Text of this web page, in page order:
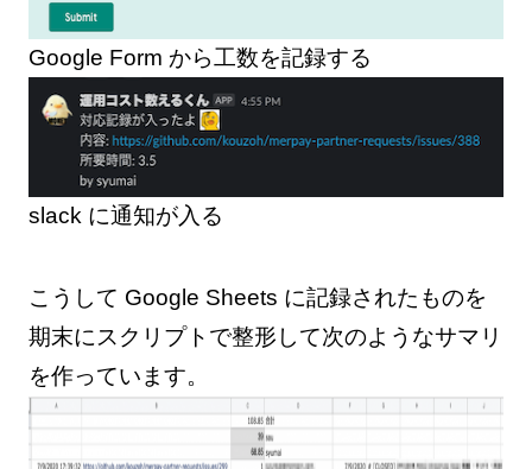
Google Form から工数を記録する
slack に通知が入る
こうして Google Sheets に記録されたものを
期末にスクリプトで整形して次のようなサマリ
を作っています。